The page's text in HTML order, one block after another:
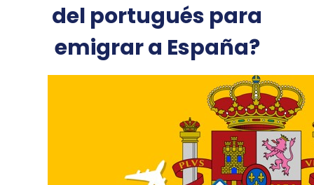
del portugués para
emigrar a España?